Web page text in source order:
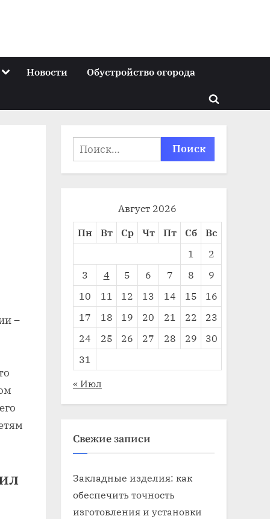
ToggleНовости Обустройство огорода
Toggle
form
–
Найти:
Август 2026
Пн
Вт Ср Чт Пт Сб
Вс
1
2
3
4 5 6 7 8
9
10
11 12 13 14 15
16
17
18 19 20 21 22
23
24
25 26 27 28 29
30
31
« Июл
Свежие записи
Закладные изделия: как
обеспечить точность
изготовления и установки